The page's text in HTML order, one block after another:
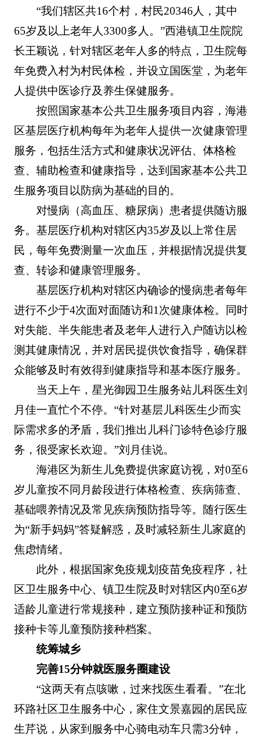
“我们辖区共16个村，村民20346人，其中
65岁及以上老年人3300多人。”西港镇卫生院院
长王颖说，针对辖区老年人多的特点，卫生院每
年免费入村为村民体检，并设立国医堂，为老年
人提供中医诊疗及养生保健服务。
按照国家基本公共卫生服务项目内容，海港
区基层医疗机构每年为老年人提供一次健康管理
服务，包括生活方式和健康状况评估、体格检
查、辅助检查和健康指导，达到国家基本公共卫
生服务项目以防病为基础的目的。
对慢病（高血压、糖尿病）患者提供随访服
务。基层医疗机构对辖区内35岁及以上常住居
民，每年免费测量一次血压，并根据情况提供复
查、转诊和健康管理服务。
基层医疗机构对辖区内确诊的慢病患者每年
进行不少于4次面对面随访和1次健康体检。同时
对失能、半失能患者及老年人进行入户随访以检
测其健康情况，并对居民提供饮食指导，确保群
众能够及时有效得到健康指导和基本医疗服务。
当天上午，星光御园卫生服务站儿科医生刘
月佳一直忙个不停。“针对基层儿科医生少而实
际需求多的矛盾，我们推出儿科门诊特色诊疗服
务，很受家长欢迎。”刘月佳说。
海港区为新生儿免费提供家庭访视，对0至6
岁儿童按不同月龄段进行体格检查、疾病筛查、
基础喂养情况及常见疾病预防指导等。随行医生
为“新手妈妈”答疑解惑，及时减轻新生儿家庭的
焦虑情绪。
此外，根据国家免疫规划疫苗免疫程序，社
区卫生服务中心、镇卫生院及时对辖区内0至6岁
适龄儿童进行常规接种，建立预防接种证和预防
接种卡等儿童预防接种档案。
统筹城乡
完善15分钟就医服务圈建设
“这两天有点咳嗽，过来找医生看看。”在北
环路社区卫生服务中心，家住文景嘉园的居民应
生芹说，从家到服务中心骑电动车只需3分钟，